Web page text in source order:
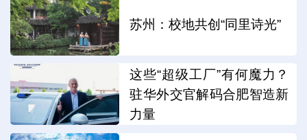
苏州：校地共创“同里诗光”
这些“超级工厂”有何魔力？
驻华外交官解码合肥智造新
力量